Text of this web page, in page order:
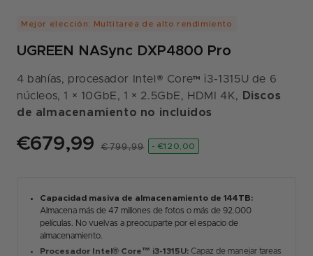
Mejor elección: Multitarea de alto rendimiento
UGREEN NASync DXP4800 Pro
4 bahías, procesador Intel® Core™ i3-1315U de 6
núcleos, 1 × 10GbE, 1 × 2.5GbE, HDMI 4K,
Discos
de almacenamiento no incluidos
Precio
€679,99 €799,99 - €120,00
Capacidad masiva de almacenamiento de 144TB:
Almacena más de 47 millones de fotos o más de 92.000
películas. No vuelvas a preocuparte por el espacio de
almacenamiento.
Procesador Intel® Core™ i3-1315U: Capaz de manejar tareas